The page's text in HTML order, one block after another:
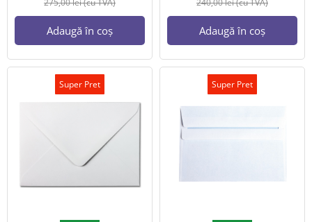
275,00lei(cu TVA)
Adaugă în coș
240,00lei(cu TVA)
Adaugă în coș
Super Pret Super Pret